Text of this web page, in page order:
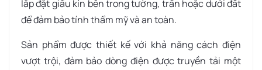
lắp đặt giấu kín bên trong tường, trần hoặc dưới đất
để đảm bảo tính thẩm mỹ và an toàn.
Sản phẩm được thiết kế với khả năng cách điện
vượt trội, đảm bảo dòng điện được truyền tải một